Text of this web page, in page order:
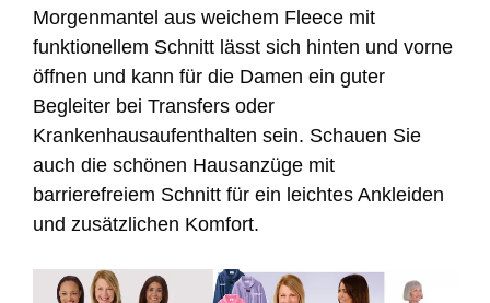
Morgenmantel aus weichem Fleece mit
funktionellem Schnitt lässt sich hinten und vorne
öffnen und kann für die Damen ein guter
Begleiter bei Transfers oder
Krankenhausaufenthalten sein. Schauen Sie
auch die schönen Hausanzüge mit
barrierefreiem Schnitt für ein leichtes Ankleiden
und zusätzlichen Komfort.